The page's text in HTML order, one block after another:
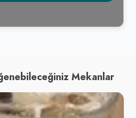
Mekanlar